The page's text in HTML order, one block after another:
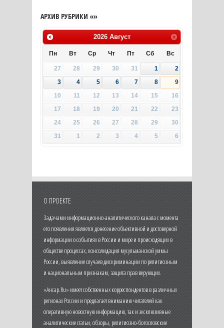
АРХИВ РУБРИКИ «»
2026 Август
Пн Вт Ср Чт Пт Сб Вс
27 28 29 30 31 1
2
3
4 5 6 7 8
9
10
11 12 13 14 15
16
17
18 19 20 21 22
23
24
25 26 27 28 29
30
31
1 2 3 4 5 6
О ПРОЕКТЕ
Задачами информационно-аналитического канала с момента
его появления является донесение объективной и достоверной
информации о событиях в России и мире и происходящих в
обществе процессах, консолидация мусульманской уммы
России, выявление случаев дискриминации по религиозным
и национальным признакам, защита прав верующих.
«Ансар.Ru» имеет собственных корреспондентов в различных
регионах России и предлагает вниманию читателей как
оперативную новостную информацию, так и эксклюзивные
аналитические статьи, обзоры, религиозно-богословские